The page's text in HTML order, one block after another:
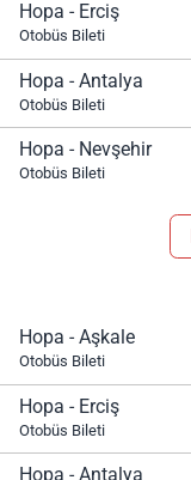
Hopa - Erciş
Otobüs Bileti
Hopa - Antalya
Otobüs Bileti
Hopa - Nevşehir
Otobüs Bileti
Hopa - Aşkale
Otobüs Bileti
Hopa - Erciş
Otobüs Bileti
Hopa - Antalya